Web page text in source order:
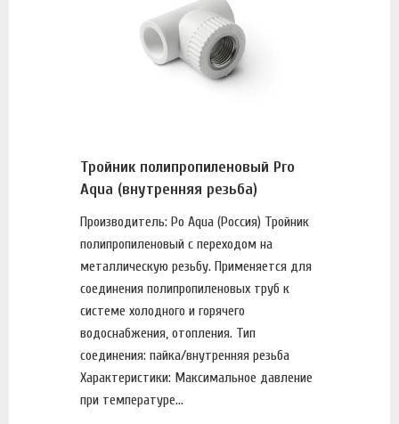
Тройник полипропиленовый Pro
Aqua (внутренняя резьба)
Производитель: Po Aqua (Россия) Тройник
полипропиленовый с переходом на
металлическую резьбу. Применяется для
соединения полипропиленовых труб к
системе холодного и горячего
водоснабжения, отопления. Тип
соединения: пайка/внутренняя резьба
Характеристики: Максимальное давление
при температуре...